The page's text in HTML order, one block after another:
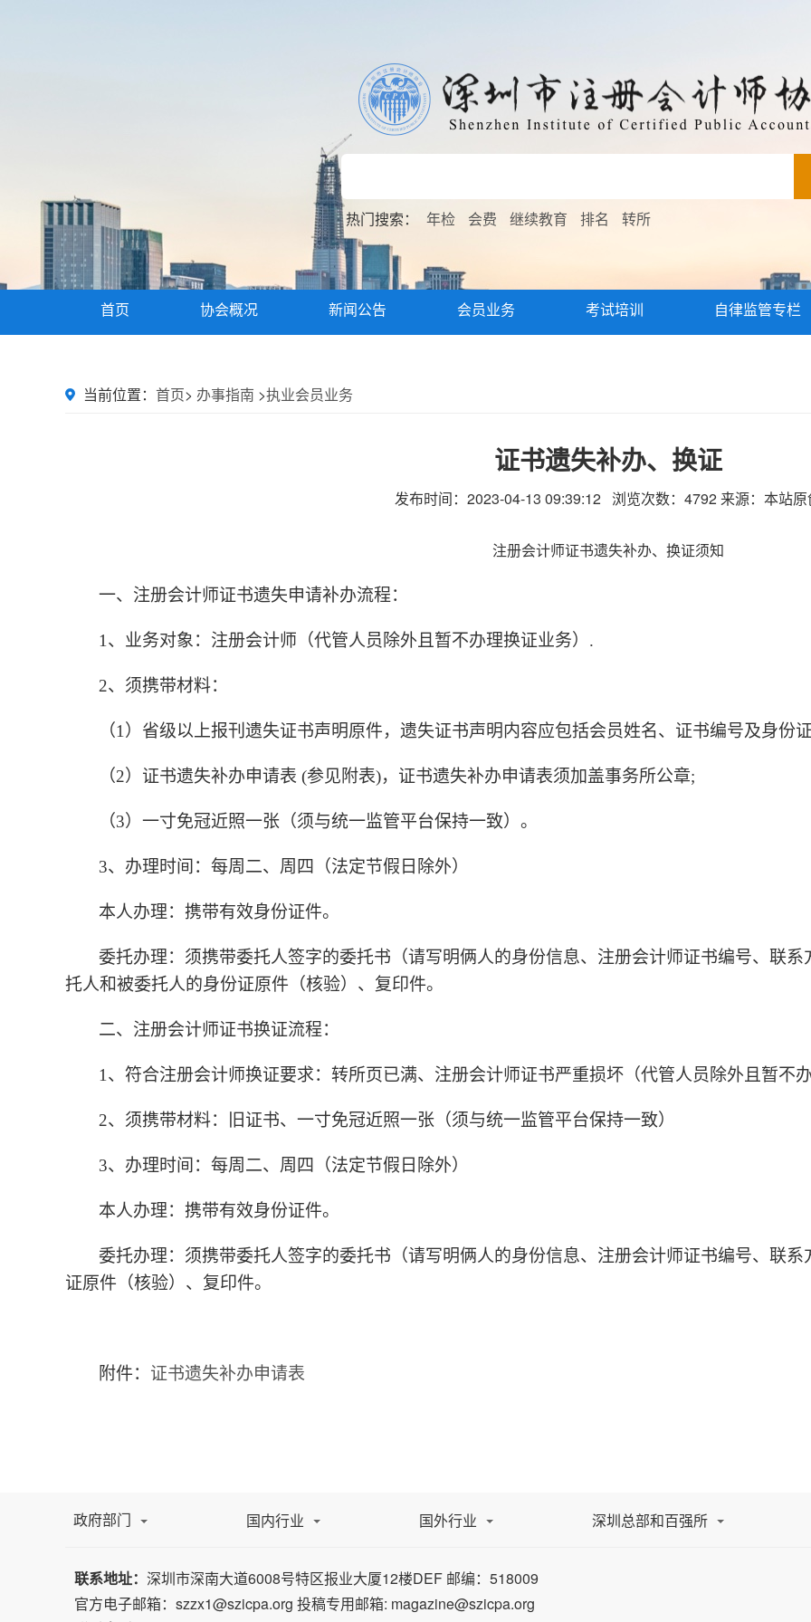
热门搜索： 年检 会费 继续教育 排名 转所
首页 协会概况 新闻公告 会员业务 考试培训 自律监管专栏
当前位置： 首页> 办事指南 >执业会员业务
证书遗失补办、换证
发布时间：2023-04-13 09:39:12 浏览次数： 4792 来源：本站原
注册会计师证书遗失补办、换证须知
一、注册会计师证书遗失申请补办流程：
1、业务对象：注册会计师（代管人员除外且 暂不办理换证业务）.
2、 须携带材料：
（1） 省级以上报刊遗失证书声明原件，遗失证书声明内容应包括会员姓名、证书编号及身份
（2）证书遗失补办申请表 (参见附表)，证书遗失补办申请表须加盖事务所公章;
（3）一寸免冠近照一张（须与统一监管平台保持一致）。
3、办理时间：每周二、周四（法定节假日除外）
本人办理：携带有效身份证件。
委托办理：须携带委托人签字的委托书（请写明俩人的身份信息、注册会计师证书编号、联系
托人和被委托人的身份证原件（核验）、复印件。
二、注册会计师证书换证流程：
1、符合注册会计师换证要求：转所页已满、注册会计师证书严重损坏 （代管人员除外且暂不
2、须携带材料：旧证书、一寸免冠近照一张（须与统一监管平台保持一致）
3、办理时间：每周二、周四（法定节假日除外）
本人办理：携带有效身份证件。
委托办理：须携带委托人签字的委托书（请写明俩人的身份信息、注册会计师证书编号、联
证原件（核验）、复印件。
附件： 证书遗失补办申请表
政府部门 国内行业 国外行业 深圳总部和百强所
联系地址： 深圳市深南大道6008号特区报业大厦12楼DEF 邮编：518009
官方电子邮箱：szzx1@szicpa.org 投稿专用邮箱: magazine@szicpa.org